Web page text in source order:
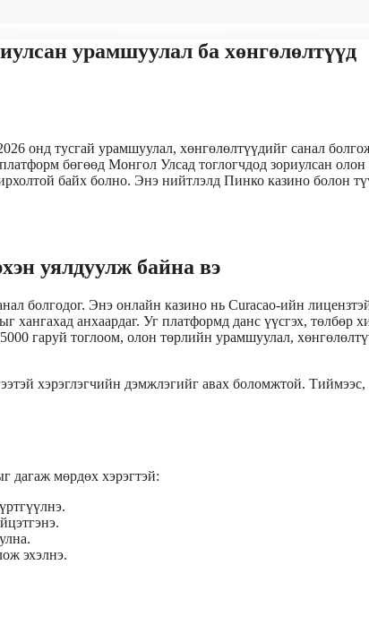
урамшуулал ба хөнгөлөлтүүд
онд тусгай урамшуулал, хөнгөлөлтүүдийг санал
бөгөөд Монгол Улсад тоглогчдод зориулсан олон
байх болно. Энэ нийтлэлд Пинко казино болон
уялдуулж байна вэ
болгодог. Энэ онлайн казино нь Curacao-ийн
хангахад анхаардаг. Уг платформд данс үүсгэх, төлбөр
гаруй тоглоом, олон төрлийн урамшуулал,
хэрэглэгчийн дэмжлэгийг авах боломжтой. Тиймээс,
дагаж мөрдөх хэрэгтэй:
эхэлнэ.